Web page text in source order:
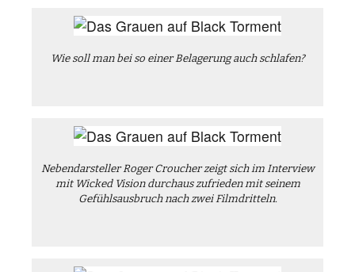
Wie soll man bei so einer Belagerung auch schlafen?
Nebendarsteller Roger Croucher zeigt sich im Interview
mit Wicked Vision durchaus zufrieden mit seinem
Gefühlsausbruch nach zwei Filmdritteln.